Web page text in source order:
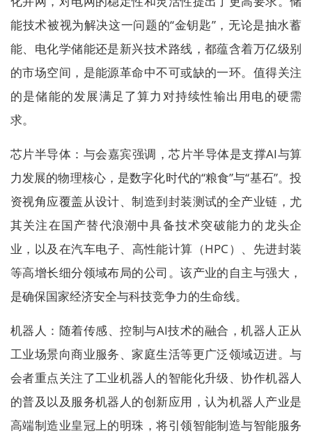
能技术被视为解决这一问题的“金钥匙”，无论是抽水蓄
能、电化学储能还是新兴技术路线，都蕴含着万亿级别
的市场空间，是能源革命中不可或缺的一环。值得关注
的是储能的发展满足了算力对持续性输出用电的硬需
求。
芯片半导体：与会嘉宾强调，芯片半导体是支撑AI与算
力发展的物理核心，是数字化时代的“粮食”与“基石”。投
资视角应覆盖从设计、制造到封装测试的全产业链，尤
其关注在国产替代浪潮中具备技术突破能力的龙头企
业，以及在汽车电子、高性能计算（HPC）、先进封装
等高增长细分领域布局的公司。该产业的自主与强大，
是确保国家经济安全与科技竞争力的生命线。
机器人：随着传感、控制与AI技术的融合，机器人正从
工业场景向商业服务、家庭生活等更广泛领域迈进。与
会者重点关注了工业机器人的智能化升级、协作机器人
的普及以及服务机器人的创新应用，认为机器人产业是
高端制造业皇冠上的明珠，将引领智能制造与智能服务